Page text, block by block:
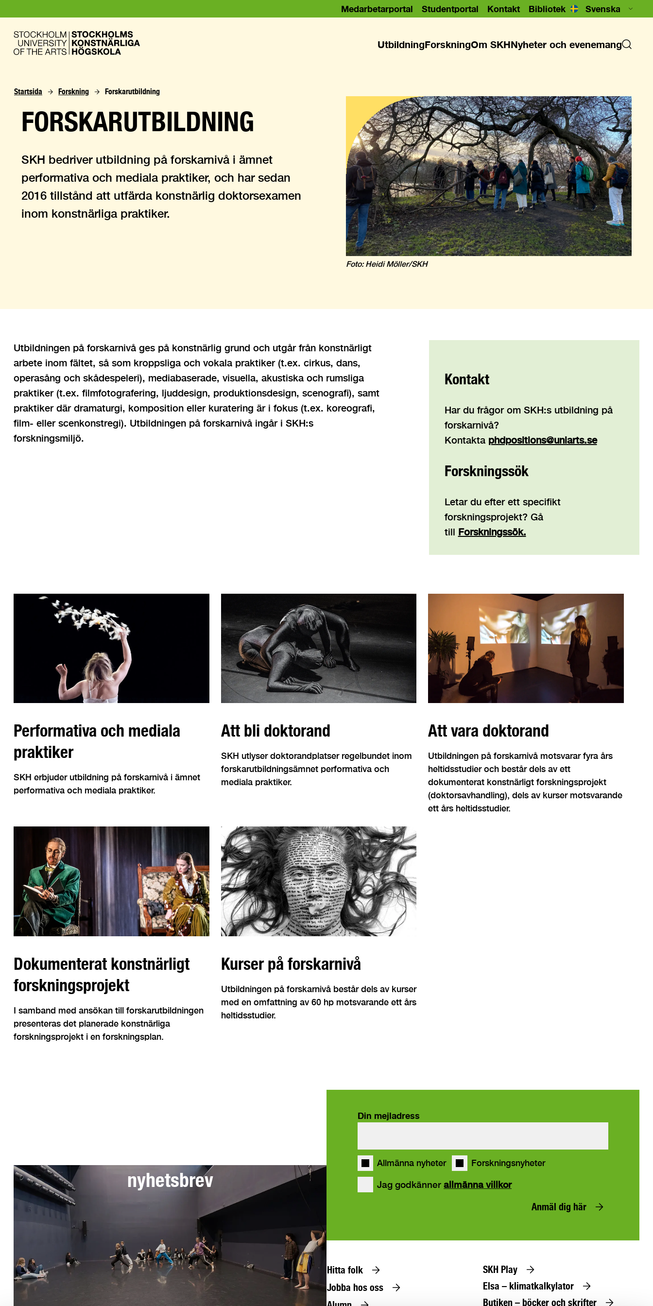
Medarbetarportal Studentportal Kontakt Bibliotek
UtbildningForskningOm SKHNyheter och evenemang
Startsida Forskning Forskarutbildning
FORSKARUTBILDNING
SKH bedriver utbildning på forskarnivå i ämnet
performativa och mediala praktiker, och har sedan
2016 tillstånd att utfärda konstnärlig doktorsexamen
inom konstnärliga praktiker.
Foto: Heidi Möller/SKH
Utbildningen på forskarnivå ges på konstnärlig grund och utgår från konstnärligt
arbete inom fältet, så som kroppsliga och vokala praktiker (t.ex. cirkus, dans,
operasång och skådespeleri), mediabaserade, visuella, akustiska och rumsliga
praktiker (t.ex. filmfotografering, ljuddesign, produktionsdesign, scenografi), samt
praktiker där dramaturgi, komposition eller kuratering är i fokus (t.ex. koreografi,
film- eller scenkonstregi). Utbildningen på forskarnivå ingår i SKH:s
forskningsmiljö.
Kontakt
Har du frågor om SKH:s utbildning på
forskarnivå?
Kontakta phdpositions@uniarts.se
Forskningssök
Letar du efter ett specifikt
forskningsprojekt? Gå
till Forskningssök.
Performativa och mediala
praktiker
SKH erbjuder utbildning på forskarnivå i ämnet
performativa och mediala praktiker.
Att bli doktorand
SKH utlyser doktorandplatser regelbundet inom
forskarutbildningsämnet performativa och
mediala praktiker.
Att vara doktorand
Utbildningen på forskarnivå motsvarar fyra års
heltidsstudier och består dels av ett
dokumenterat konstnärligt forskningsprojekt
(doktorsavhandling), dels av kurser motsvarande
ett års heltidsstudier.
Dokumenterat konstnärligt
forskningsprojekt
I samband med ansökan till forskarutbildningen
presenteras det planerade konstnärliga
forskningsprojekt i en forskningsplan.
Kurser på forskarnivå
Utbildningen på forskarnivå består dels av kurser
med en omfattning av 60 hp motsvarande ett års
heltidsstudier.
nyhetsbrev
Din mejladress
Allmänna nyheter Forskningsnyheter
Jag godkänner allmänna villkor
Anmäl dig här
Telefon växel: 08-49 400 000
Hitta folk
Jobba hos oss
SKH Play
Elsa – klimatkalkylator
Butiken – böcker och skrifter